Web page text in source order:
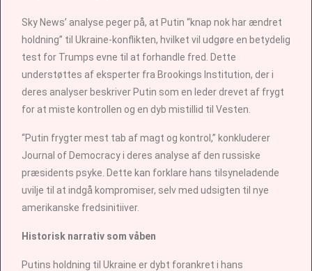
Sky News’ analyse peger på, at Putin “knap nok har ændret
holdning” til Ukraine-konflikten, hvilket vil udgøre en betydelig
test for Trumps evne til at forhandle fred. Dette
understøttes af eksperter fra Brookings Institution, der i
deres analyser beskriver Putin som en leder drevet af frygt
for at miste kontrollen og en dyb mistillid til Vesten.
“Putin frygter mest tab af magt og kontrol,” konkluderer
Journal of Democracy i deres analyse af den russiske
præsidents psyke. Dette kan forklare hans tilsyneladende
uvilje til at indgå kompromiser, selv med udsigten til nye
amerikanske fredsinitiiver.
Historisk narrativ som våben
Putins holdning til Ukraine er dybt forankret i hans